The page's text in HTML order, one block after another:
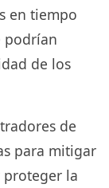
en tiempo
podrían
de los
de
para mitigar
proteger la